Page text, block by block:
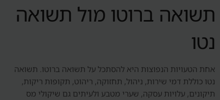
תשואה ברוטו מול תשואה
נטו
אחת הטעויות הנפוצות היא להסתכל על תשואה ברוטו. תשואה
נטו כוללת דמי שירות, ניהול, תחזוקה, ריהוט, תקופות ריקות,
תיקונים, עלויות עסקה, שערי מטבע ולעיתים גם שיקולי מס